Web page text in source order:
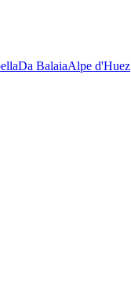
Da BalaiaAlpe d'Huez